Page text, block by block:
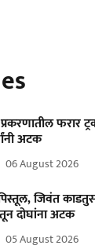
फरार
अटक
06 August 2026
जिवंत
दोघांना अटक
05 August 2026